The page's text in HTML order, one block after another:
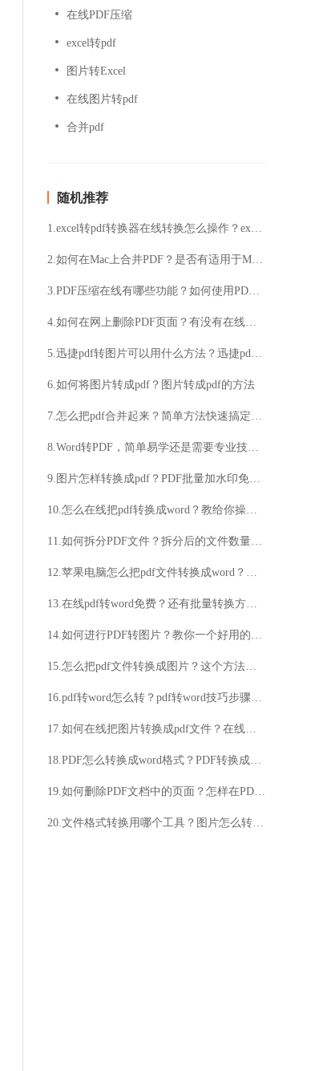
在线PDF压缩
excel转pdf
图片转Excel
在线图片转pdf
合并pdf
随机推荐
1.excel转pdf转换器在线转换怎么操作？excel转pdf方法分享
2.如何在Mac上合并PDF？是否有适用于Mac的合并PDF工具？
3.PDF压缩在线有哪些功能？如何使用PDF压缩在线工具？
4.如何在网上删除PDF页面？有没有在线工具可以删除PDF中的页面？
5.迅捷pdf转图片可以用什么方法？迅捷pdf转图片方法一览
6.如何将图片转成pdf？图片转成pdf的方法
7.怎么把pdf合并起来？简单方法快速搞定pdf合并！
8.Word转PDF，简单易学还是需要专业技巧？想知道如何快速将Word文档转换成PDF吗？
9.图片怎样转换成pdf？PDF批量加水印免费的方法是什么？
10.怎么在线把pdf转换成word？教给你操作方法
11.如何拆分PDF文件？拆分后的文件数量如何确定？
12.苹果电脑怎么把pdf文件转换成word？这样操作更便捷！
13.在线pdf转word免费？还有批量转换方法呢！
14.如何进行PDF转图片？教你一个好用的方法
15.怎么把pdf文件转换成图片？这个方法一定不能错过
16.pdf转word怎么转？pdf转word技巧步骤分析
17.如何在线把图片转换成pdf文件？在线把图片转换成pdf文件的方法
18.PDF怎么转换成word格式？PDF转换成word格式在线方法推荐
19.如何删除PDF文档中的页面？怎样在PDF中删除某一页？
20.文件格式转换用哪个工具？图片怎么转换成pdf格式的方法介绍